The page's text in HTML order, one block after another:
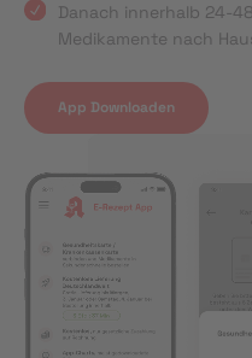
Danach innerhalb 24-
Medikamente nach
App Downloaden